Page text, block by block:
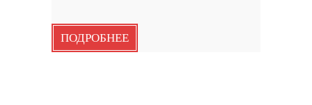
ПОДРОБНЕЕ